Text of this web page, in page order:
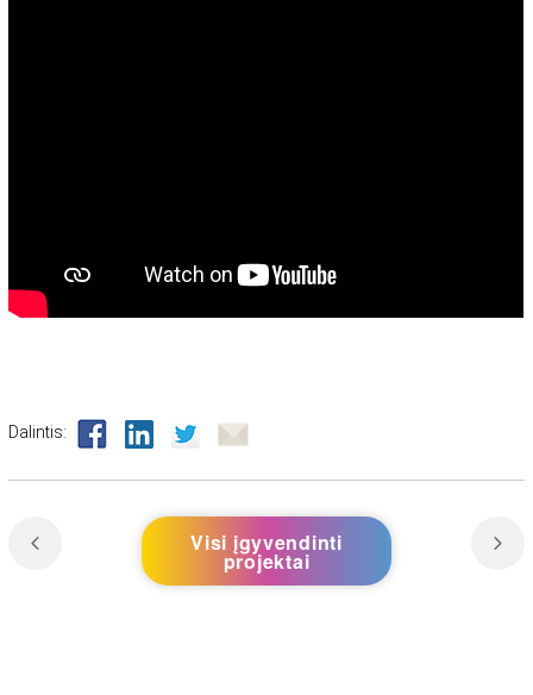
Dalintis:
Visi įgyvendinti
projektai